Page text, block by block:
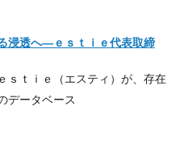
浸透へ―ｅｓｔｉｅ代表取締
ｔｉｅ（エスティ）が、存在
データベース